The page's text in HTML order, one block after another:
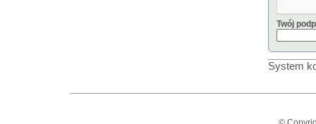
Twój
System